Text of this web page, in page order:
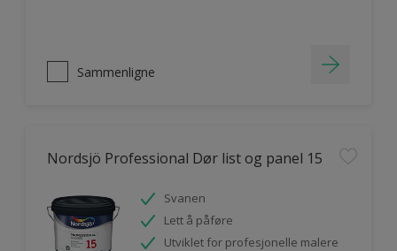
Sammenligne
Nordsjö Professional Dør list og panel 15
Svanen
Lett å påføre
Utviklet for profesjonelle malere